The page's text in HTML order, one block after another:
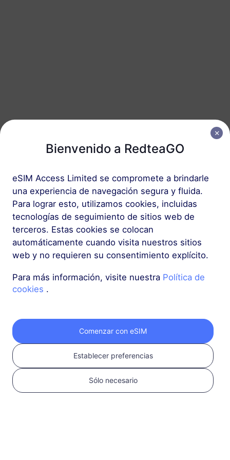
Bienvenido a RedteaGO
eSIM Access Limited se compromete a brindarle
una experiencia de navegación segura y fluida.
Para lograr esto, utilizamos cookies, incluidas
tecnologías de seguimiento de sitios web de
terceros. Estas cookies se colocan
automáticamente cuando visita nuestros sitios
web y no requieren su consentimiento explícito.
Para más información, visite nuestra Política de
cookies .
Comenzar con eSIM
Establecer preferencias
Sólo necesario